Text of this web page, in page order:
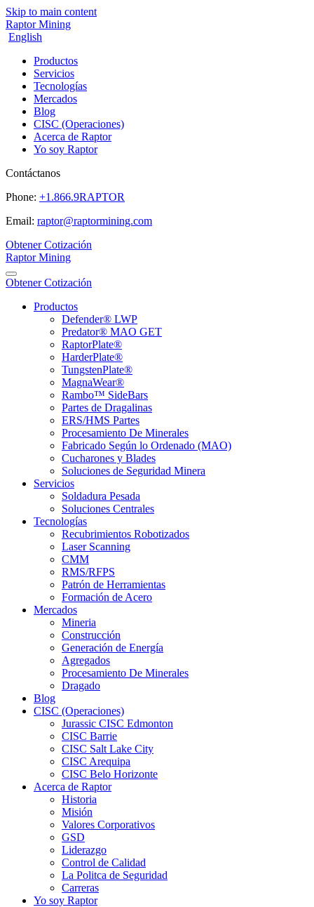
Skip to main content
Raptor Mining
English
Productos
Servicios
Tecnologías
Mercados
Blog
CISC (Operaciones)
Acerca de Raptor
Yo soy Raptor
Contáctanos
Phone: +1.866.9RAPTOR
Email: raptor@raptormining.com
Obtener Cotización
Raptor Mining
Obtener Cotización
Productos
Defender® LWP
Predator® MAO GET
RaptorPlate®
HarderPlate®
TungstenPlate®
MagnaWear®
Rambo™ SideBars
Partes de Dragalinas
ERS/HMS Partes
Procesamiento De Minerales
Fabricado Según lo Ordenado (MAO)
Cucharones y Blades
Soluciones de Seguridad Minera
Servicios
Soldadura Pesada
Soluciones Centrales
Tecnologías
Recubrimientos Robotizados
Laser Scanning
CMM
RMS/RFPS
Patrón de Herramientas
Formación de Acero
Mercados
Mineria
Construcción
Generación de Energía
Agregados
Procesamiento De Minerales
Dragado
Blog
CISC (Operaciones)
Jurassic CISC Edmonton
CISC Barrie
CISC Salt Lake City
CISC Arequipa
CISC Belo Horizonte
Acerca de Raptor
Historia
Misión
Valores Corporativos
GSD
Liderazgo
Control de Calidad
La Politca de Seguridad
Carreras
Yo soy Raptor